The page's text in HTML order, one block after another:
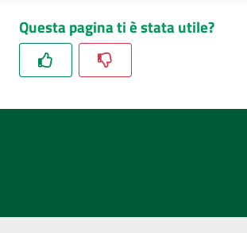
Luoghi di
cura
Questa pagina ti è stata utile?